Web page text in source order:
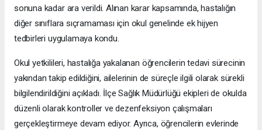
sonuna kadar ara verildi. Alınan karar kapsamında, hastalığın
diğer sınıflara sıçramaması için okul genelinde ek hijyen
tedbirleri uygulamaya kondu.
Okul yetkilileri, hastalığa yakalanan öğrencilerin tedavi sürecinin
yakından takip edildiğini, ailelerinin de süreçle ilgili olarak sürekli
bilgilendirildiğini açıkladı. İlçe Sağlık Müdürlüğü ekipleri de okulda
düzenli olarak kontroller ve dezenfeksiyon çalışmaları
gerçekleştirmeye devam ediyor. Ayrıca, öğrencilerin evlerinde